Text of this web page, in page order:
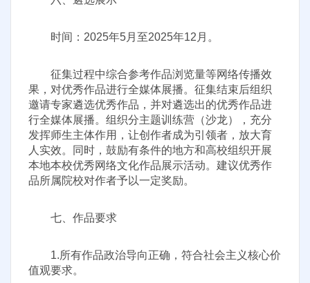
时间：2025年5月至2025年12月。
征集过程中综合参考作品浏览量等网络传播效
果，对优秀作品进行全媒体展播。征集结束后组织
邀请专家遴选优秀作品，并对遴选出的优秀作品进
行全媒体展播。组织分主题训练营（沙龙），充分
发挥师生主体作用，让创作者成为引领者，放大育
人实效。同时，鼓励有条件的地方和高校组织开展
本地本校优秀网络文化作品展示活动。建议优秀作
品所属院校对作者予以一定奖励。
七、作品要求
1.所有作品政治导向正确，符合社会主义核心价
值观要求。